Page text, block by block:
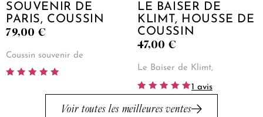
SOUVENIR DE
PARIS, COUSSIN
79,00 €
Coussin souvenir de
LE BAISER DE
KLIMT, HOUSSE DE
COUSSIN
47,00 €
Le Baiser de Klimt,
Note
5.00
sur 5
1 avis
Voir toutes les meilleures ventes